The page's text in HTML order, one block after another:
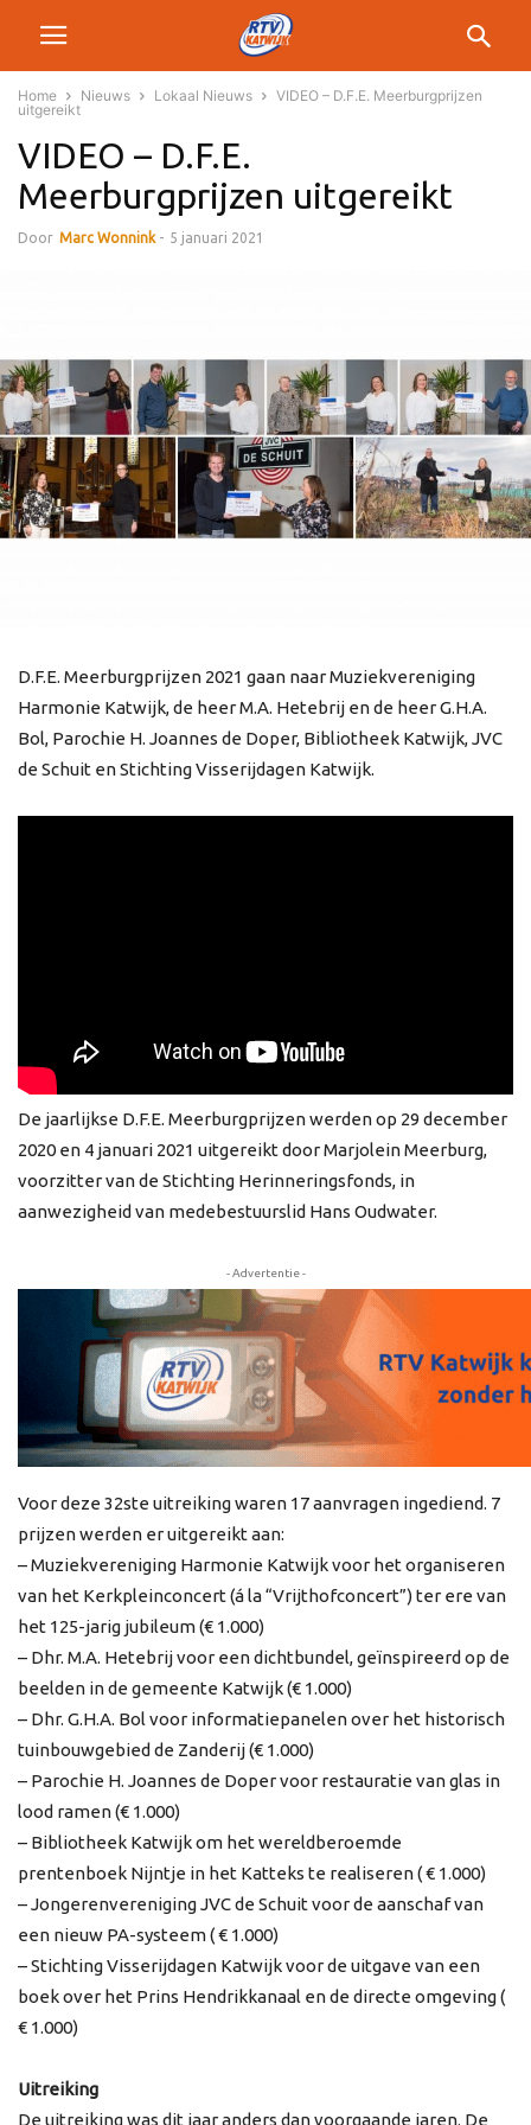
Home Nieuws Lokaal Nieuws
VIDEO – D.F.E. Meerburgprijzen
uitgereikt
VIDEO – D.F.E.
Meerburgprijzen uitgereikt
Door Marc Wonnink - 5 januari 2021
D.F.E. Meerburgprijzen 2021 gaan naar Muziekvereniging
Harmonie Katwijk, de heer M.A. Hetebrij en de heer G.H.A.
Bol, Parochie H. Joannes de Doper, Bibliotheek Katwijk, JVC
de Schuit en Stichting Visserijdagen Katwijk.
De jaarlijkse D.F.E. Meerburgprijzen werden op 29 december
2020 en 4 januari 2021 uitgereikt door Marjolein Meerburg,
voorzitter van de Stichting Herinneringsfonds, in
aanwezigheid van medebestuurslid Hans Oudwater.
- Advertentie -
Voor deze 32ste uitreiking waren 17 aanvragen ingediend. 7
prijzen werden er uitgereikt aan:
– Muziekvereniging Harmonie Katwijk voor het organiseren
van het Kerkpleinconcert (á la “Vrijthofconcert”) ter ere van
het 125-jarig jubileum (€ 1.000)
– Dhr. M.A. Hetebrij voor een dichtbundel, geïnspireerd op de
beelden in de gemeente Katwijk (€ 1.000)
– Dhr. G.H.A. Bol voor informatiepanelen over het historisch
tuinbouwgebied de Zanderij (€ 1.000)
– Parochie H. Joannes de Doper voor restauratie van glas in
lood ramen (€ 1.000)
– Bibliotheek Katwijk om het wereldberoemde
prentenboek Nijntje in het Katteks te realiseren ( € 1.000)
– Jongerenvereniging JVC de Schuit voor de aanschaf van
een nieuw PA-systeem ( € 1.000)
– Stichting Visserijdagen Katwijk voor de uitgave van een
boek over het Prins Hendrikkanaal en de directe omgeving (
€ 1.000)
Uitreiking
De uitreiking was dit jaar anders dan voorgaande jaren. De